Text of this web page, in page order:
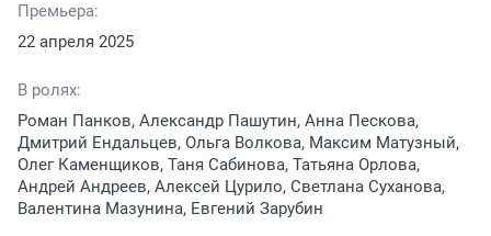
Премьера:
22 апреля 2025
В ролях:
Роман Панков, Александр Пашутин, Анна Пескова,
Дмитрий Ендальцев, Ольга Волкова, Максим Матузный,
Олег Каменщиков, Таня Сабинова, Татьяна Орлова,
Андрей Андреев, Алексей Цурило, Светлана Суханова,
Валентина Мазунина, Евгений Зарубин